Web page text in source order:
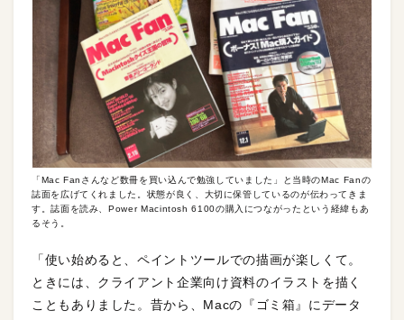
「Mac Fanさんなど数冊を買い込んで勉強していました」と当時のMac Fanの
誌面を広げてくれました。状態が良く、大切に保管しているのが伝わってきま
す。誌面を読み、Power Macintosh 6100の購入につながったという経緯もあ
るそう。
「使い始めると、ペイントツールでの描画が楽しくて。
ときには、クライアント企業向け資料のイラストを描く
こともありました。昔から、Macの『ゴミ箱』にデータ